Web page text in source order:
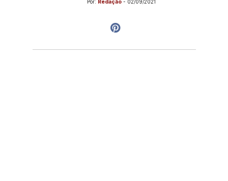
Por: Redação - 02/09/2021